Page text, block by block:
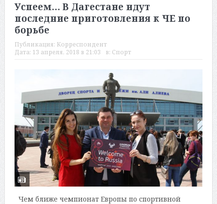
Успеем… В Дагестане идут
последние приготовления к ЧЕ по
борьбе
Публикация: Корреспондент
Дата: 13 апреля, 2018 в 21:03 в: Спорт
Чем ближе чемпионат Европы по спортивной